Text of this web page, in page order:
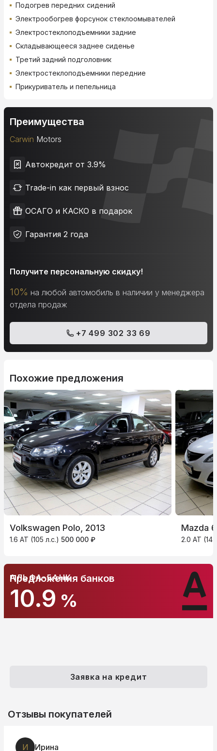
Подогрев передних сидений
Электрообогрев форсунок стеклоомывателей
Электростеклоподъемники задние
Складывающееся заднее сиденье
Третий задний подголовник
Электростеклоподъемники передние
Прикуриватель и пепельница
Преимущества
Carwin Motors
Автокредит от 3.9%
Trade-in как первый взнос
ОСАГО и КАСКО в подарок
Гарантия 2 года
Получите персональную скидку!
10% на любой автомобиль в наличии у менеджера
отдела продаж
+7 499 302 33 69
Похожие предложения
Volkswagen Polo, 2013
1.6 AT (105 л.с.) 500 000 ₽
Mazda
2.0 AT
АЛЬФА-БАНК
10.9 %
Предложения банков
Заявка на кредит
Отзывы покупателей
3